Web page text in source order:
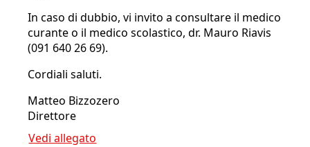
In caso di dubbio, vi invito a consultare il medico
curante o il medico scolastico, dr. Mauro Riavis
(091 640 26 69).
Cordiali saluti.
Matteo Bizzozero
Direttore
Vedi allegato